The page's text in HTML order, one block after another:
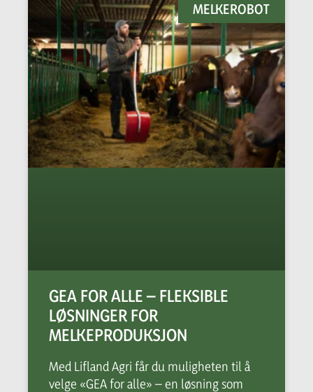
MELKEROBOT
GEA FOR ALLE – FLEKSIBLE
LØSNINGER FOR
MELKEPRODUKSJON
Med Lifland Agri får du muligheten til å
velge «GEA for alle» – en løsning som